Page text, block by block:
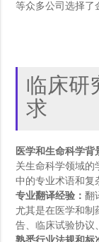
等众多公司选择了
临床研
求
医学和生命科学背
关生命科学领域的
中的专业术语和复
专业翻译经验：翻
尤其是在医学和制
告、临床试验协议